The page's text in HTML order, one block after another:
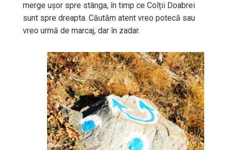
merge ușor spre stânga, în timp ce Colții Doabrei
sunt spre dreapta. Căutăm atent vreo potecă sau
vreo urmă de marcaj, dar în zadar.